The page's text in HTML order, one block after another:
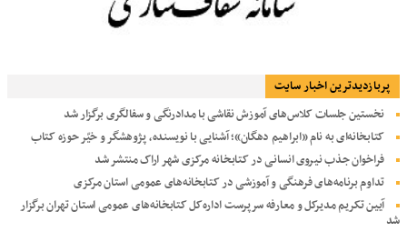
پربازديدترين اخبار سایت
نخستین جلسات کلاس‌های آموزش نقاشی با مدادرنگی و سفالگری برگزار شد
کتابخانه‌ای به نام «ابراهیم دهگان»؛ آشنایی با نویسنده، پژوهشگر و خیّر حوزه کتاب
فراخوان جذب نیروی انسانی در کتابخانه مرکزی شهر اراک منتشر شد
تداوم برنامه‌های فرهنگی و آموزشی در کتابخانه‌های عمومی استان مرکزی
آیین تکریم مدیرکل و معارفه سرپرست اداره‌کل کتابخانه‌های عمومی استان تهران برگزار
شد